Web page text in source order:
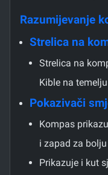
Razumijevanje
Strelica na
Strelica na
Kible na
Pokazivači
Kompas
i zapad za
Prikazuje i kut